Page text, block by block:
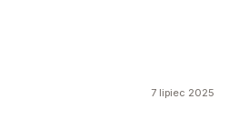
7 lipiec 2025